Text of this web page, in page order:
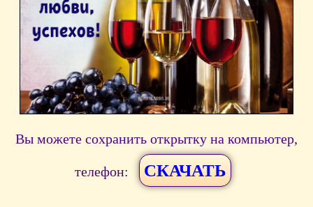
Вы можете сохранить открытку на компьютер,
телефон: СКАЧАТЬ